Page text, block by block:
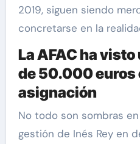
2019, siguen siendo
concretarse en la
La AFAC ha
de 50.000 euros
asignación
No todo son sombras
gestión de Inés Rey en